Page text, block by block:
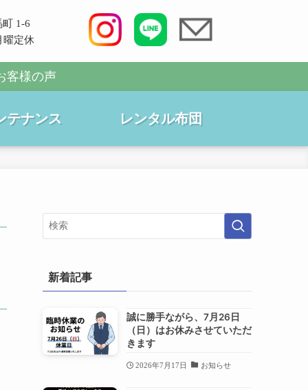
1-6
曜定休
客様の声
テナンス レンタル布団
新着記事
誠に勝手ながら、7月26日
（日）はお休みさせていただ
きます
2026年7月17日 お知らせ